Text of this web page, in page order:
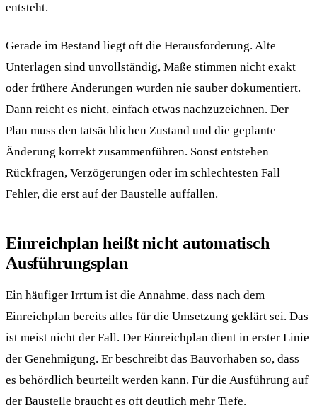
entsteht.
Gerade im Bestand liegt oft die Herausforderung. Alte
Unterlagen sind unvollständig, Maße stimmen nicht exakt
oder frühere Änderungen wurden nie sauber dokumentiert.
Dann reicht es nicht, einfach etwas nachzuzeichnen. Der
Plan muss den tatsächlichen Zustand und die geplante
Änderung korrekt zusammenführen. Sonst entstehen
Rückfragen, Verzögerungen oder im schlechtesten Fall
Fehler, die erst auf der Baustelle auffallen.
Einreichplan heißt nicht automatisch
Ausführungsplan
Ein häufiger Irrtum ist die Annahme, dass nach dem
Einreichplan bereits alles für die Umsetzung geklärt sei. Das
ist meist nicht der Fall. Der Einreichplan dient in erster Linie
der Genehmigung. Er beschreibt das Bauvorhaben so, dass
es behördlich beurteilt werden kann. Für die Ausführung auf
der Baustelle braucht es oft deutlich mehr Tiefe.